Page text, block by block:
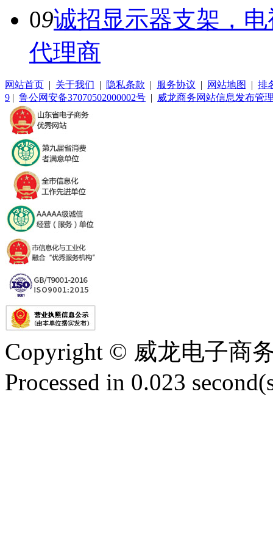
09诚招显示器支架，
代理商
网站首页 | 关于我们 | 隐私条款 | 服务协议 | 网站地图 | 排
9 | 鲁公网安备37070502000002号 | 威龙商务网站信息发布管
Copyright © 威龙电子商
Processed in 0.023